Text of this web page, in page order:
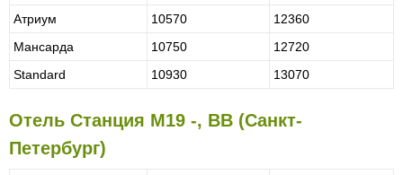
Атриум
10570
12360
Мансарда
10750
12720
Standard
10930 13070
Отель Станция М19 -, BB (Санкт-
Петербург)